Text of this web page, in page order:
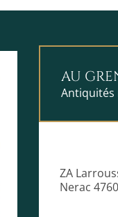
AU
Antiquités
ZA
Nerac